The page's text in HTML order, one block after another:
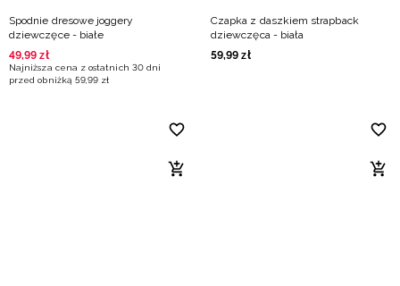
Spodnie dresowe joggery
dziewczęce - białe
49,99 zł
Najniższa cena z ostatnich 30 dni
przed obniżką 59,99 zł
Czapka z daszkiem strapback
dziewczęca - biała
59,99 zł